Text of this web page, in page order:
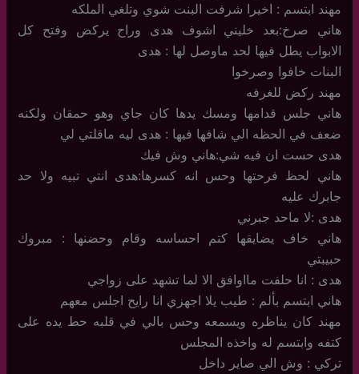
مهند ابتسم : اخيرا شرفت البنت شوي وتلغي الملكه
هاني صرخ:بعد خليني اشوف هدى وراح يركض وفتح كل
الابواب يطل فيها لحد ماوصل لها : هدى
البنات خافوا وصرخوا
مهند ركض للغرفه
هاني جلس قدامها ومسك يدها كان جاي وهو حمقان ولكنه
ضعف في الحظه الي شافها فيها : هدى ليه ماقلتي لي
هدى حست ان فيه شي:هاني وش فيك
هاني لحظ فرحتها وحس انه كسرها:هدى انتي تبيه ولا حد
جابرك عليه
هدى :لا ماحد جبرني
هاني خاف يضايقها كتم احساسه وقام وحضنها : مبروك
حبيبتي
هدى : انا حلفت مااوافق الا لما تشهد على زواجي
هاني ابتسم بألم : طيب يلا اجهزي انا رايح اجلس معهم
مهند كان يناظره ويسمعه وحس بالي في قلبه حط يده على
كتفه وابتسم له واخذه المجلس
تركي : وش الي صاير داخل